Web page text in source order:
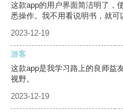
这款app的用户界面简洁明了，
悉操作。我不用看说明书，就可
2023-12-19
游客
这款app是我学习路上的良师益
视野。
2023-12-19